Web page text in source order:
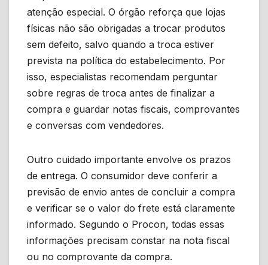
atenção especial. O órgão reforça que lojas
físicas não são obrigadas a trocar produtos
sem defeito, salvo quando a troca estiver
prevista na política do estabelecimento. Por
isso, especialistas recomendam perguntar
sobre regras de troca antes de finalizar a
compra e guardar notas fiscais, comprovantes
e conversas com vendedores.
Outro cuidado importante envolve os prazos
de entrega. O consumidor deve conferir a
previsão de envio antes de concluir a compra
e verificar se o valor do frete está claramente
informado. Segundo o Procon, todas essas
informações precisam constar na nota fiscal
ou no comprovante da compra.